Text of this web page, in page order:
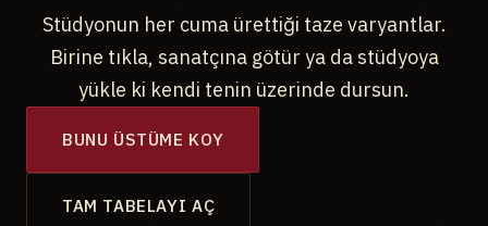
Stüdyonun her cuma ürettiği taze varyantlar.
Birine tıkla, sanatçına götür ya da stüdyoya
yükle ki kendi tenin üzerinde dursun.
BUNU ÜSTÜME KOY
TAM TABELAYI AÇ